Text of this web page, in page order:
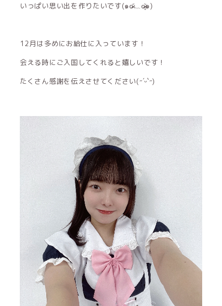
いっぱい思い出を作りたいです(๑o̴̶̷᷄﹏o̴̶̷̥᷅๑)
12月は多めにお給仕に入っています！
会える時にご入国してくれると嬉しいです！
たくさん感謝を伝えさせてください(˶´ᵕ`˶)